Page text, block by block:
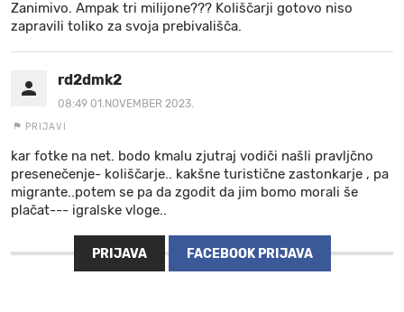
Zanimivo. Ampak tri milijone??? Koliščarji gotovo niso
zapravili toliko za svoja prebivališča.
rd2dmk2
08:49 01.NOVEMBER 2023.
PRIJAVI
kar fotke na net. bodo kmalu zjutraj vodiči našli pravljčno
presenečenje- koliščarje.. kakšne turistične zastonkarje , pa
migrante..potem se pa da zgodit da jim bomo morali še
plačat--- igralske vloge..
PRIJAVA FACEBOOK PRIJAVA